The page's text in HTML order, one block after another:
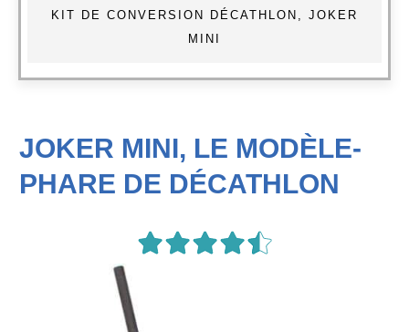
KIT DE CONVERSION DÉCATHLON, JOKER
MINI
JOKER MINI, LE MODÈLE-
PHARE DE DÉCATHLON